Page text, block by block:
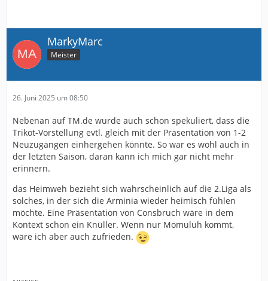
MarkyMarc
Meister
26. Juni 2025 um 08:50
Nebenan auf TM.de wurde auch schon spekuliert, dass die
Trikot-Vorstellung evtl. gleich mit der Präsentation von 1-2
Neuzugängen einhergehen könnte. So war es wohl auch in
der letzten Saison, daran kann ich mich gar nicht mehr
erinnern.
das Heimweh bezieht sich wahrscheinlich auf die 2.Liga als
solches, in der sich die Arminia wieder heimisch fühlen
möchte. Eine Präsentation von Consbruch wäre in dem
Kontext schon ein Knüller. Wenn nur Momuluh kommt,
wäre ich aber auch zufrieden.